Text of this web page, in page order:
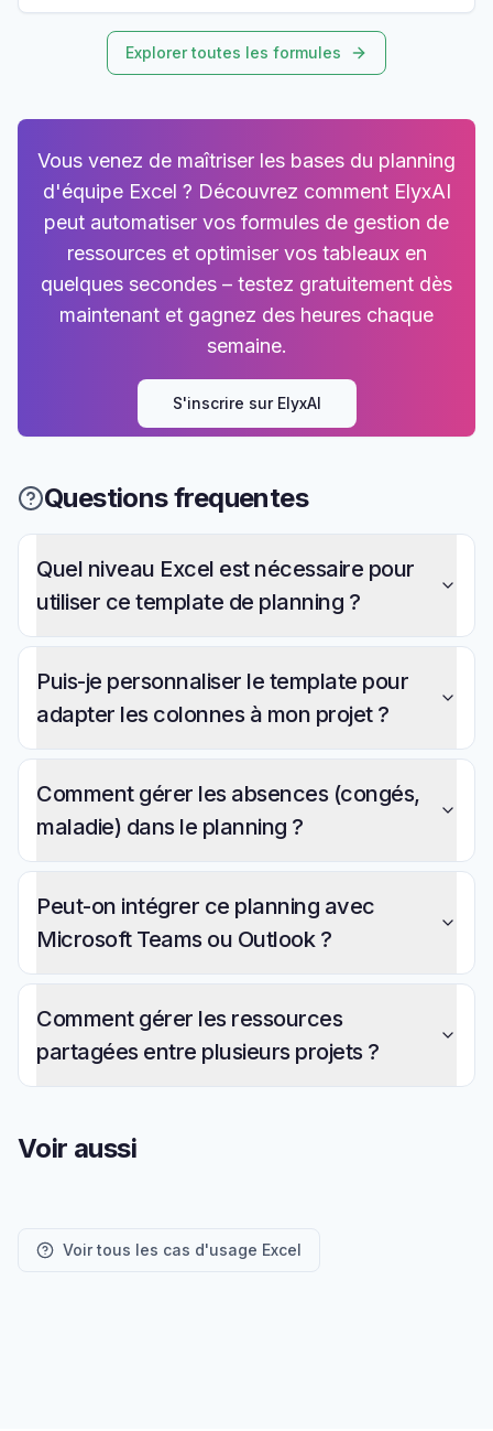
Explorer toutes les formules
Vous venez de maîtriser les bases du planning
d'équipe Excel ? Découvrez comment ElyxAI
peut automatiser vos formules de gestion de
ressources et optimiser vos tableaux en
quelques secondes – testez gratuitement dès
maintenant et gagnez des heures chaque
semaine.
S'inscrire sur ElyxAI
Questions frequentes
Quel niveau Excel est nécessaire pour
utiliser ce template de planning ?
Puis-je personnaliser le template pour
adapter les colonnes à mon projet ?
Comment gérer les absences (congés,
maladie) dans le planning ?
Peut-on intégrer ce planning avec
Microsoft Teams ou Outlook ?
Comment gérer les ressources
partagées entre plusieurs projets ?
Voir aussi
Voir tous les cas d'usage Excel